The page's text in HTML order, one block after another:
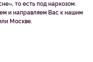
то есть под наркозом.
и направляем Вас к нашим
Москве.